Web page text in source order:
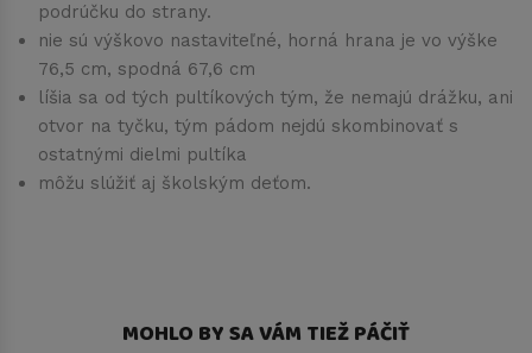
podrúčku do strany.
nie sú výškovo nastaviteľné, horná hrana je vo výške
76,5 cm, spodná 67,6 cm
líšia sa od tých pultíkových tým, že nemajú drážku, ani
otvor na tyčku, tým pádom nejdú skombinovať s
ostatnými dielmi pultíka
môžu slúžiť aj školským deťom.
MOHLO BY SA VÁM TIEŽ PÁČIŤ